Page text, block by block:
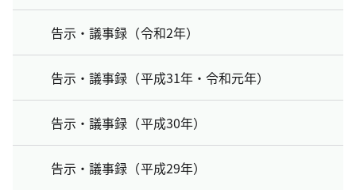
告示・議事録（令和2年）
告示・議事録（平成31年・令和元年）
告示・議事録（平成30年）
告示・議事録（平成29年）